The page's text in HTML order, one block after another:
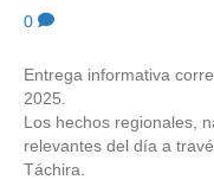
0
Entrega informativa
2025.
Los hechos regionales,
relevantes del día a
Táchira.